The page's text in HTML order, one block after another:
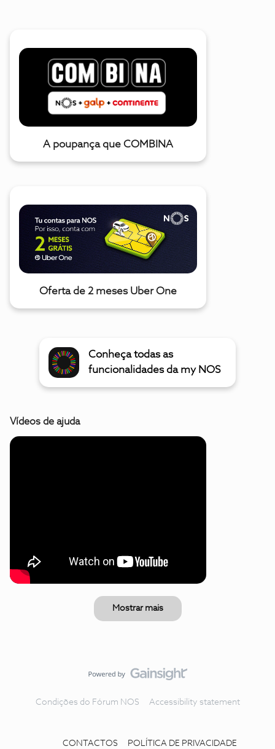
A poupança que COMBINA
Oferta de 2 meses Uber One
Conheça todas as
funcionalidades da my NOS
Vídeos de ajuda
Mostrar mais
Condições do Fórum NOS Accessibility statement
CONTACTOS POLÍTICA DE PRIVACIDADE